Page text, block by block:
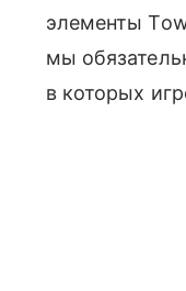
элементы
мы
в которых